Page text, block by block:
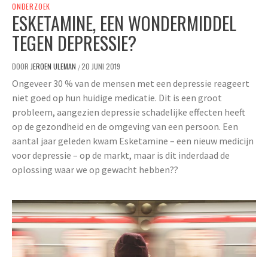
ONDERZOEK
ESKETAMINE, EEN WONDERMIDDEL
TEGEN DEPRESSIE?
DOOR JEROEN ULEMAN /20 JUNI 2019
Ongeveer 30 % van de mensen met een depressie reageert
niet goed op hun huidige medicatie. Dit is een groot
probleem, aangezien depressie schadelijke effecten heeft
op de gezondheid en de omgeving van een persoon. Een
aantal jaar geleden kwam Esketamine – een nieuw medicijn
voor depressie – op de markt, maar is dit inderdaad de
oplossing waar we op gewacht hebben??